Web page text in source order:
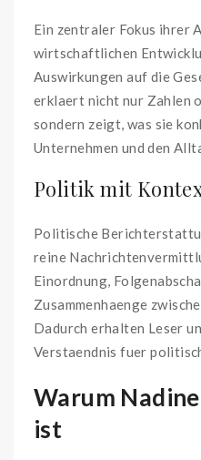
Ein zentraler Fokus ihrer
wirtschaftlichen
Auswirkungen auf die
erklaert nicht nur Zahlen
sondern zeigt, was sie
Unternehmen und den
Politik mit
Politische
reine
Einordnung,
Zusammenhaenge
Dadurch erhalten Leser
Verstaendnis fuer
Warum
ist